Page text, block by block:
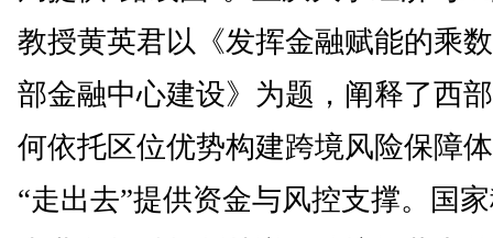
教授黄英君以《发挥金融赋能的乘
部金融中心建设》为题，阐释了西
何依托区位优势构建跨境风险保障
“走出去”提供资金与风控支撑。国